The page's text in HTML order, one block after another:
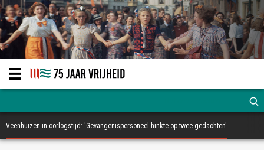
Veenhuizen in oorlogstijd: 'Gevangenispersoneel hinkte op twee gedachten'